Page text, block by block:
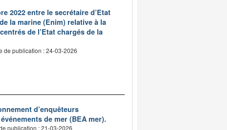
2022 entre le secrétaire d’Etat
la marine (Enim) relative à la
de l’Etat chargés de la
de publication : 24-03-2026
d’enquêteurs
de mer (BEA mer).
publication : 21-03-2026